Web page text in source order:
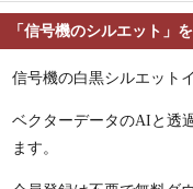
「信号機のシルエット」
信号機の白黒シルエット
ベクターデータのAIと透
ます。